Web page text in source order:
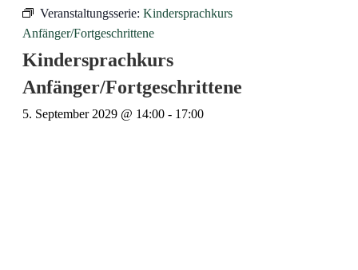
Veranstaltungsserie: Kindersprachkurs
Anfänger/Fortgeschrittene
Kindersprachkurs
Anfänger/Fortgeschrittene
5. September 2029 @ 14:00 - 17:00